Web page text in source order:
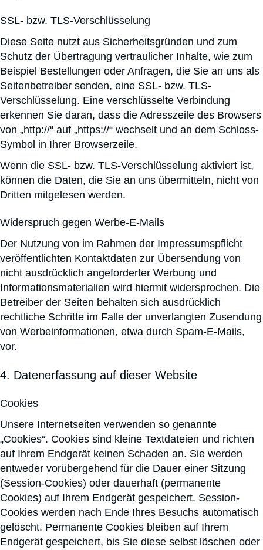
SSL- bzw. TLS-Verschlüsselung
Diese Seite nutzt aus Sicherheitsgründen und zum
Schutz der Übertragung vertraulicher Inhalte, wie zum
Beispiel Bestellungen oder Anfragen, die Sie an uns als
Seitenbetreiber senden, eine SSL- bzw. TLS-
Verschlüsselung. Eine verschlüsselte Verbindung
erkennen Sie daran, dass die Adresszeile des Browsers
von „http://“ auf „https://“ wechselt und an dem Schloss-
Symbol in Ihrer Browserzeile.
Wenn die SSL- bzw. TLS-Verschlüsselung aktiviert ist,
können die Daten, die Sie an uns übermitteln, nicht von
Dritten mitgelesen werden.
Widerspruch gegen Werbe-E-Mails
Der Nutzung von im Rahmen der Impressumspflicht
veröffentlichten Kontaktdaten zur Übersendung von
nicht ausdrücklich angeforderter Werbung und
Informationsmaterialien wird hiermit widersprochen. Die
Betreiber der Seiten behalten sich ausdrücklich
rechtliche Schritte im Falle der unverlangten Zusendung
von Werbeinformationen, etwa durch Spam-E-Mails,
vor.
4. Datenerfassung auf dieser Website
Cookies
Unsere Internetseiten verwenden so genannte
„Cookies“. Cookies sind kleine Textdateien und richten
auf Ihrem Endgerät keinen Schaden an. Sie werden
entweder vorübergehend für die Dauer einer Sitzung
(Session-Cookies) oder dauerhaft (permanente
Cookies) auf Ihrem Endgerät gespeichert. Session-
Cookies werden nach Ende Ihres Besuchs automatisch
gelöscht. Permanente Cookies bleiben auf Ihrem
Endgerät gespeichert, bis Sie diese selbst löschen oder